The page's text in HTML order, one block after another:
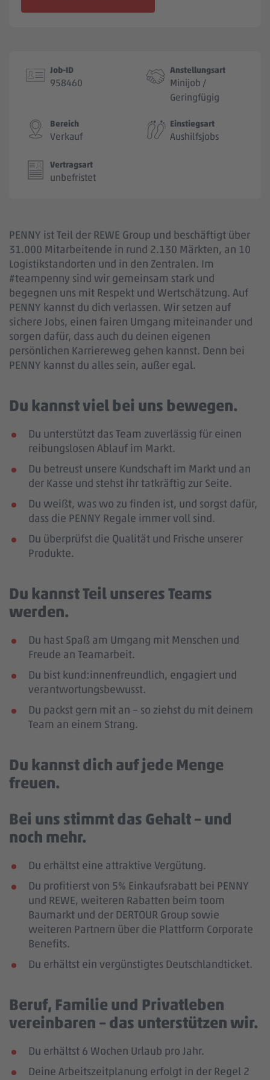
Job-ID
958460
Anstellungsart
Minijob /
Geringfügig
Bereich
Verkauf
Einstiegsart
Aushilfsjobs
Vertragsart
unbefristet
PENNY ist Teil der REWE Group und beschäftigt über
31.000 Mitarbeitende in rund 2.130 Märkten, an 10
Logistikstandorten und in den Zentralen. Im
#teampenny sind wir gemeinsam stark und
begegnen uns mit Respekt und Wertschätzung. Auf
PENNY kannst du dich verlassen. Wir setzen auf
sichere Jobs, einen fairen Umgang miteinander und
sorgen dafür, dass auch du deinen eigenen
persönlichen Karriereweg gehen kannst. Denn bei
PENNY kannst du alles sein, außer egal.
Du kannst viel bei uns bewegen.
Du unterstützt das Team zuverlässig für einen
reibungslosen Ablauf im Markt.
Du betreust unsere Kundschaft im Markt und an
der Kasse und stehst ihr tatkräftig zur Seite.
Du weißt, was wo zu finden ist, und sorgst dafür,
dass die PENNY Regale immer voll sind.
Du überprüfst die Qualität und Frische unserer
Produkte.
Du kannst Teil unseres Teams
werden.
Du hast Spaß am Umgang mit Menschen und
Freude an Teamarbeit.
Du bist kund:innenfreundlich, engagiert und
verantwortungsbewusst.
Du packst gern mit an – so ziehst du mit deinem
Team an einem Strang.
Du kannst dich auf jede Menge
freuen.
Bei uns stimmt das Gehalt – und
noch mehr.
Du erhältst eine attraktive Vergütung.
Du profitierst von 5% Einkaufsrabatt bei PENNY
und REWE, weiteren Rabatten beim toom
Baumarkt und der DERTOUR Group sowie
weiteren Partnern über die Plattform Corporate
Benefits.
Du erhältst ein vergünstigtes Deutschlandticket.
Beruf, Familie und Privatleben
vereinbaren – das unterstützen wir.
Du erhältst 6 Wochen Urlaub pro Jahr.
Deine Arbeitszeitplanung erfolgt in der Regel 2